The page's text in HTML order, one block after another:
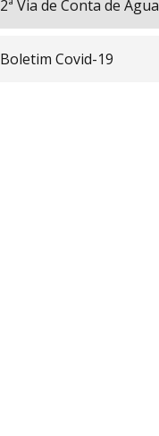
2ª Via de Conta de Água
Boletim Covid-19